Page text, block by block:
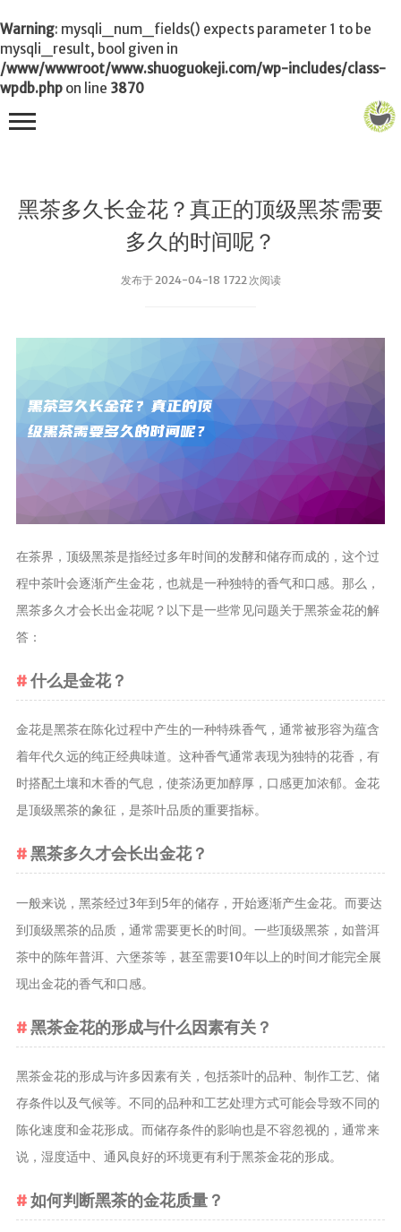
Warning: mysqli_num_fields() expects parameter 1 to be
mysqli_result, bool given in
/www/wwwroot/www.shuoguokeji.com/wp-includes/class-
wpdb.php on line 3870
黑茶多久长金花？真正的顶级黑茶需要
多久的时间呢？
发布于 2024-04-18 1722 次阅读
在茶界，顶级黑茶是指经过多年时间的发酵和储存而成的，这个过
程中茶叶会逐渐产生金花，也就是一种独特的香气和口感。那么，
黑茶多久才会长出金花呢？以下是一些常见问题关于黑茶金花的解
答：
什么是金花？
金花是黑茶在陈化过程中产生的一种特殊香气，通常被形容为蕴含
着年代久远的纯正经典味道。这种香气通常表现为独特的花香，有
时搭配土壤和木香的气息，使茶汤更加醇厚，口感更加浓郁。金花
是顶级黑茶的象征，是茶叶品质的重要指标。
黑茶多久才会长出金花？
一般来说，黑茶经过3年到5年的储存，开始逐渐产生金花。而要达
到顶级黑茶的品质，通常需要更长的时间。一些顶级黑茶，如普洱
茶中的陈年普洱、六堡茶等，甚至需要10年以上的时间才能完全展
现出金花的香气和口感。
黑茶金花的形成与什么因素有关？
黑茶金花的形成与许多因素有关，包括茶叶的品种、制作工艺、储
存条件以及气候等。不同的品种和工艺处理方式可能会导致不同的
陈化速度和金花形成。而储存条件的影响也是不容忽视的，通常来
说，湿度适中、通风良好的环境更有利于黑茶金花的形成。
如何判断黑茶的金花质量？
首页
茶叶百科
功夫茶
泡茶
茶叶品种和
茶叶生产和
制作
茶叶定制
茶叶配送
茶叶健康价
减肥茶
茶文化
茶叶历史
茶叶品鉴
茶叶教育
茶道
茶具
茶器